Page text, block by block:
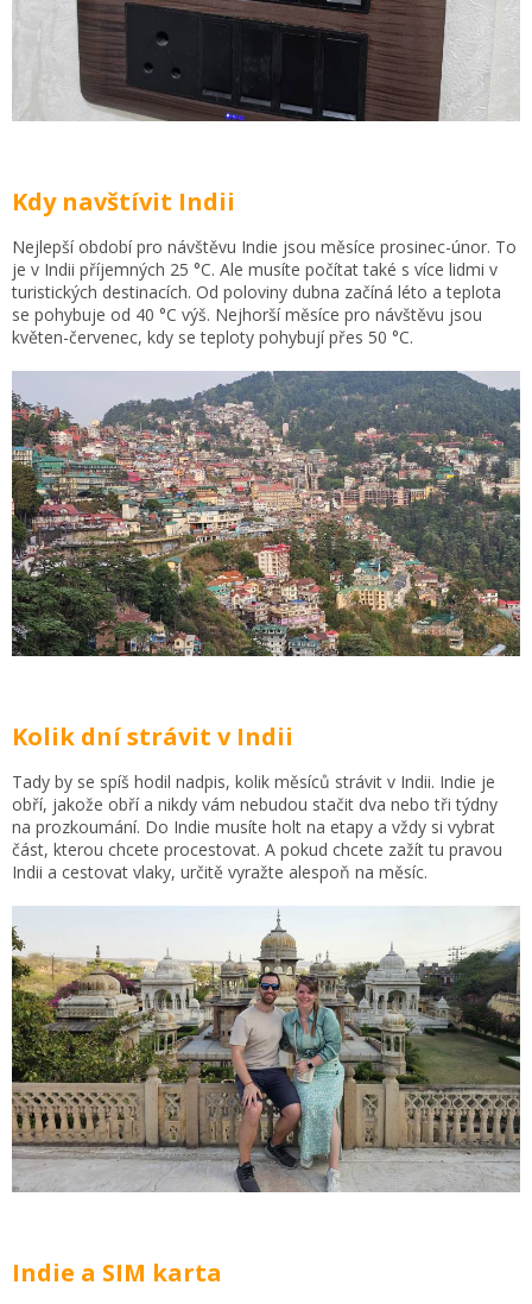
Kdy navštívit Indii
Nejlepší období pro návštěvu Indie jsou měsíce prosinec-únor. To
je v Indii příjemných 25 °C. Ale musíte počítat také s více lidmi v
turistických destinacích. Od poloviny dubna začíná léto a teplota
se pohybuje od 40 °C výš. Nejhorší měsíce pro návštěvu jsou
květen-červenec, kdy se teploty pohybují přes 50 °C.
Kolik dní strávit v Indii
Tady by se spíš hodil nadpis, kolik měsíců strávit v Indii. Indie je
obří, jakože obří a nikdy vám nebudou stačit dva nebo tři týdny
na prozkoumání. Do Indie musíte holt na etapy a vždy si vybrat
část, kterou chcete procestovat. A pokud chcete zažít tu pravou
Indii a cestovat vlaky, určitě vyražte alespoň na měsíc.
Indie a SIM karta